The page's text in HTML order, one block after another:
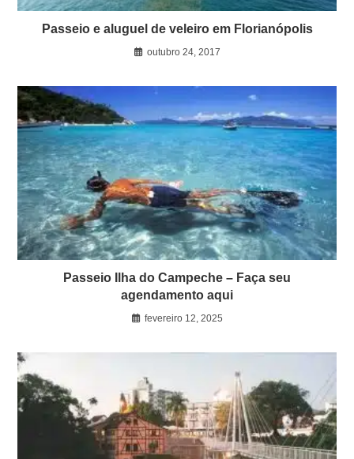
Passeio e aluguel de veleiro em Florianópolis
outubro 24, 2017
Passeio Ilha do Campeche – Faça seu
agendamento aqui
fevereiro 12, 2025